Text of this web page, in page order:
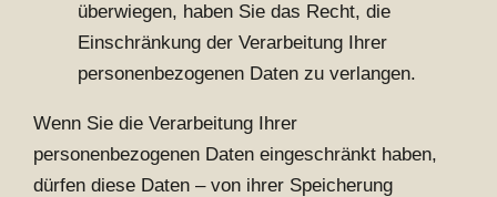
überwiegen, haben Sie das Recht, die
Einschränkung der Verarbeitung Ihrer
personenbezogenen Daten zu verlangen.
Wenn Sie die Verarbeitung Ihrer
personenbezogenen Daten eingeschränkt haben,
dürfen diese Daten – von ihrer Speicherung